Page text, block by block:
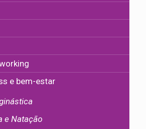
e bem-estar
e Natação